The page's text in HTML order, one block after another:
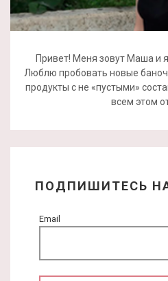
Привет! Меня зовут Маша и
Люблю пробовать новые
продукты с не «пустыми»
всем этом
ПОДПИШИТЕСЬ
Email